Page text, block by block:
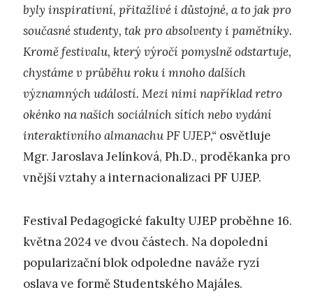
byly inspirativní, přitažlivé i důstojné, a to jak pro
současné studenty, tak pro absolventy i pamětníky.
Kromě festivalu, který výročí pomyslně odstartuje,
chystáme v průběhu roku i mnoho dalších
významných událostí. Mezi nimi například retro
okénko na našich sociálních sítích nebo vydání
interaktivního almanachu PF UJEP,“ osvětluje
Mgr. Jaroslava Jelínková, Ph.D., proděkanka pro
vnější vztahy a internacionalizaci PF UJEP.
Festival Pedagogické fakulty UJEP proběhne 16.
května 2024 ve dvou částech. Na dopolední
popularizační blok odpoledne naváže ryzí
oslava ve formě Studentského Majáles.